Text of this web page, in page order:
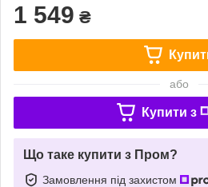
1 549 ₴
або
Купити з
Що таке купити з Пром?
Замовлення під захистом